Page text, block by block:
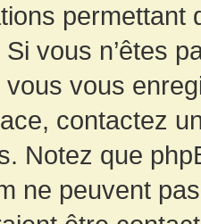
permettant
vous n’êtes
vous vous
contactez
Notez que
ne peuvent